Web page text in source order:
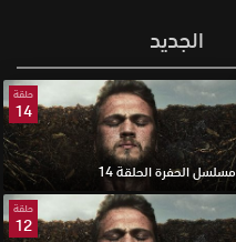
الجديد
حلقة
14
مسلسل الحفرة الحلقة 14
حلقة
12